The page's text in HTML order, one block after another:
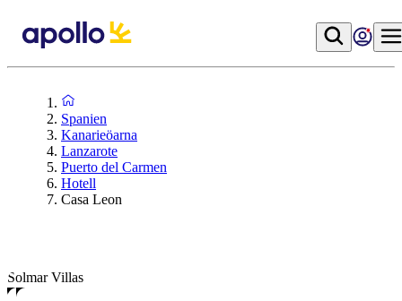
Spanien
Kanarieöarna
Lanzarote
Puerto del Carmen
Hotell
Casa Leon
Solmar Villas